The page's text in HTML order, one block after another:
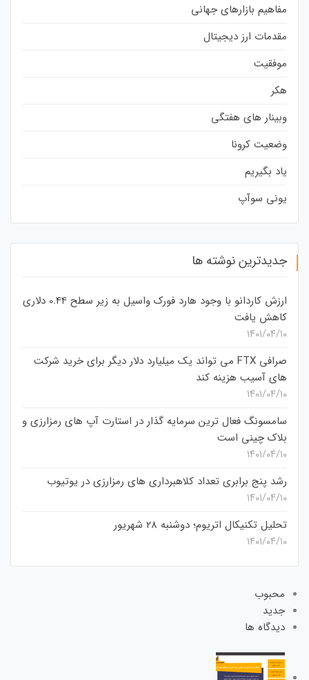
مفاهیم بازارهای جهانی
مقدمات ارز دیجیتال
موفقیت
هکر
وبینار های هفتگی
وضعیت کرونا
یاد بگیریم
یونی سوآپ
جدیدترین نوشته ها
ارزش کاردانو با وجود هارد فورک واسیل به زیر سطح 0.44 دلاری
کاهش یافت
۱۴۰۱/۰۴/۱۰
صرافی FTX می تواند یک میلیارد دلار دیگر برای خرید شرکت
های آسیب هزینه کند
۱۴۰۱/۰۴/۱۰
سامسونگ فعال‌ ترین سرمایه‌ گذار در استارت‌ آپ‌ های رمزارزی و
بلاک چینی است
۱۴۰۱/۰۴/۱۰
رشد پنج برابری تعداد کلاهبرداری های رمزارزی در یوتیوب
۱۴۰۱/۰۴/۱۰
تحلیل تکنیکال اتریوم؛ دوشنبه 28 شهریور
۱۴۰۱/۰۴/۱۰
محبوب
جدید
دیدگاه ها